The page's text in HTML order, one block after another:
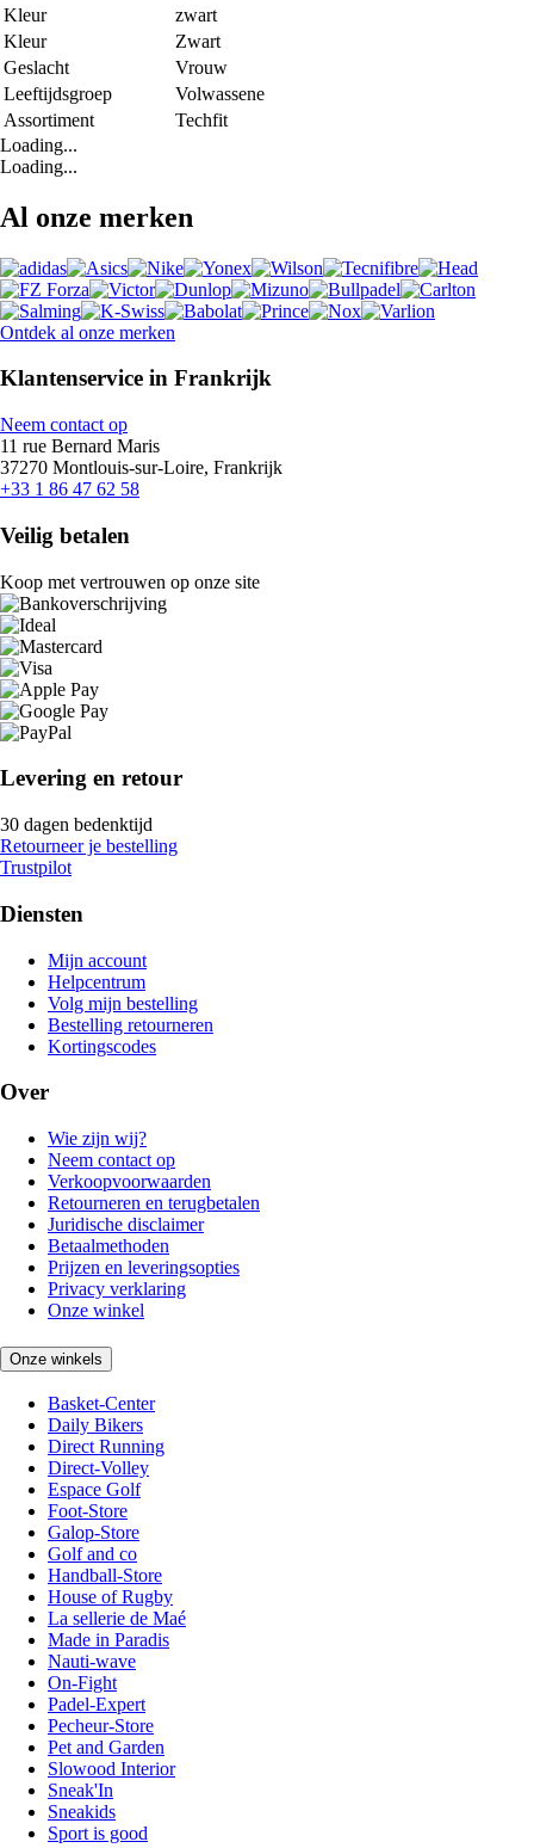
Kleur
zwart
Kleur
Zwart
Geslacht
Vrouw
Leeftijdsgroep
Volwassene
Assortiment
Techfit
Loading...
Loading...
Al onze merken
Ontdek al onze merken
Klantenservice in Frankrijk
Neem contact op
11 rue Bernard Maris
37270 Montlouis-sur-Loire, Frankrijk
+33 1 86 47 62 58
Veilig betalen
Koop met vertrouwen op onze site
Levering en retour
30 dagen bedenktijd
Retourneer je bestelling
Trustpilot
Diensten
Mijn account
Helpcentrum
Volg mijn bestelling
Bestelling retourneren
Kortingscodes
Over
Wie zijn wij?
Neem contact op
Verkoopvoorwaarden
Retourneren en terugbetalen
Juridische disclaimer
Betaalmethoden
Prijzen en leveringsopties
Privacy verklaring
Onze winkel
Onze winkels
Basket-Center
Daily Bikers
Direct Running
Direct-Volley
Espace Golf
Foot-Store
Galop-Store
Golf and co
Handball-Store
House of Rugby
La sellerie de Maé
Made in Paradis
Nauti-wave
On-Fight
Padel-Expert
Pecheur-Store
Pet and Garden
Slowood Interior
Sneak'In
Sneakids
Sport is good